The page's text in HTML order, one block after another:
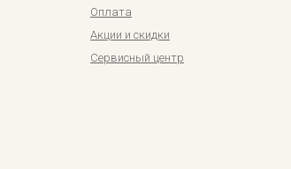
Оплата
Акции и скидки
Сервисный центр